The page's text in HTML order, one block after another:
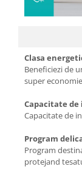
Fier de calcat
Masini de paine
Mixer
Mixer vertical
Plita electrica
Plita gaz
Sandwich maker
Clasa
Beneficiezi de
super
Capacitate de
Capacitate de
Program
Program
protejand